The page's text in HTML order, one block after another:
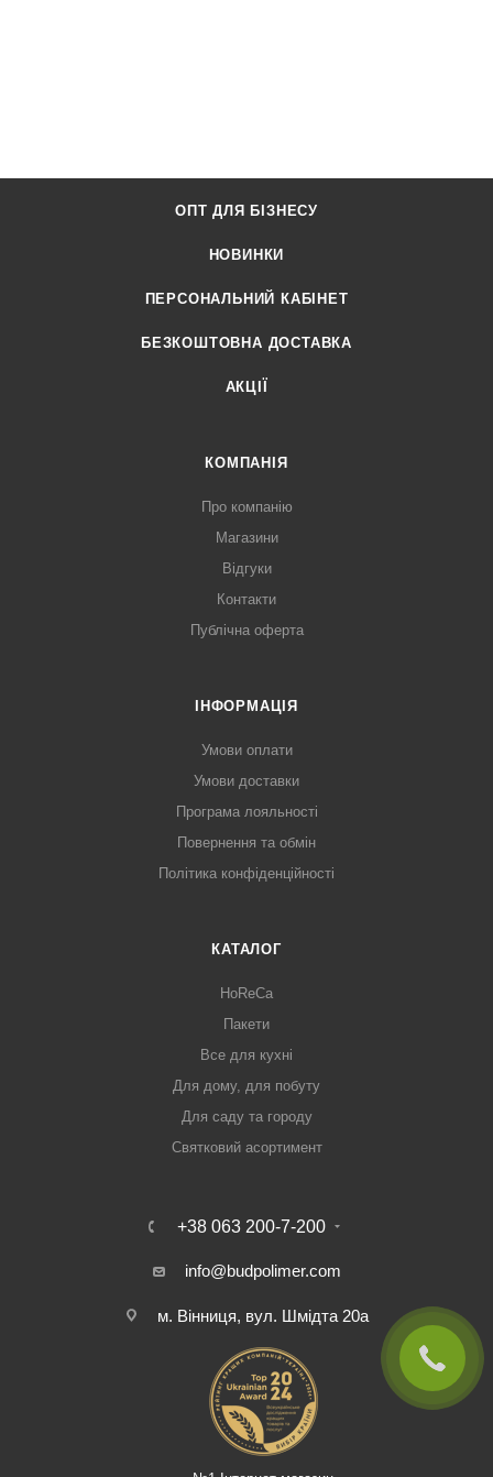
ОПТ ДЛЯ БІЗНЕСУ
НОВИНКИ
ПЕРСОНАЛЬНИЙ КАБІНЕТ
БЕЗКОШТОВНА ДОСТАВКА
АКЦІЇ
КОМПАНІЯ
Про компанію
Магазини
Відгуки
Контакти
Публічна оферта
ІНФОРМАЦІЯ
Умови оплати
Умови доставки
Програма лояльності
Повернення та обмін
Політика конфіденційності
КАТАЛОГ
HoReCa
Пакети
Все для кухні
Для дому, для побуту
Для саду та городу
Святковий асортимент
+38 063 200-7-200
info@budpolimer.com
м. Вінниця, вул. Шмідта 20а